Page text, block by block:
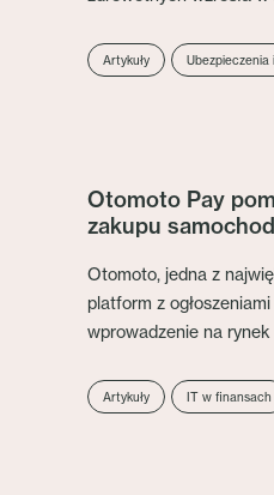
Artykuły Ubezpieczenia
Otomoto Pay
zakupu
Otomoto, jedna z
platform z
wprowadzenie na rynek
Artykuły IT w finansach